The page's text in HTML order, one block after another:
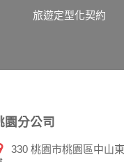
間、使用的瀏覽器、
的個人資料，否則本網
明是由本公司發送，也
旅遊定型化契約
園分公司
330 桃園市桃園區中山